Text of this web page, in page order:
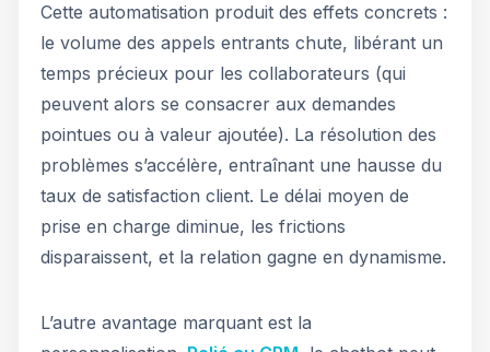
Cette automatisation produit des effets concrets :
le volume des appels entrants chute, libérant un
temps précieux pour les collaborateurs (qui
peuvent alors se consacrer aux demandes
pointues ou à valeur ajoutée). La résolution des
problèmes s’accélère, entraînant une hausse du
taux de satisfaction client. Le délai moyen de
prise en charge diminue, les frictions
disparaissent, et la relation gagne en dynamisme.
L’autre avantage marquant est la